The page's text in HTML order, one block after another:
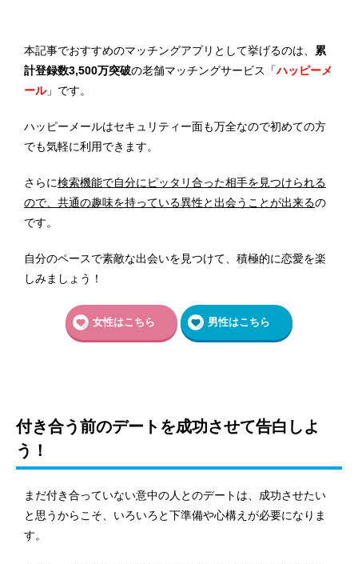
本記事でおすすめのマッチングアプリとして挙げるのは、 累
計登録数3,500万突破の老舗マッチングサービス「ハッピーメ
ール」です。
ハッピーメールはセキュリティー面も万全なので初めての方
でも気軽に利用できます。
さらに検索機能で自分にピッタリ合った相手を見つけられる
ので、共通の趣味を持っている異性と出会うことが出来るの
です。
自分のペースで素敵な出会いを見つけて、積極的に恋愛を楽
しみましょう！
女性はこちら 男性はこちら
付き合う前のデートを成功させて告白しよ
う！
まだ付き合っていない意中の人とのデートは、成功させたい
と思うからこそ、いろいろと下準備や心構えが必要になりま
す。